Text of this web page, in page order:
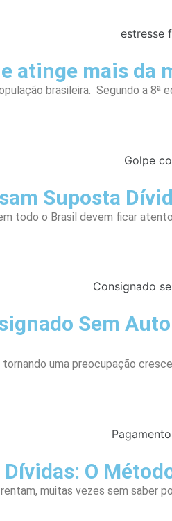
atinge mais da
brasileira. Segundo a 8ª
Suposta
todo o Brasil devem ficar
Sem
uma preocupação
O
muitas vezes sem saber